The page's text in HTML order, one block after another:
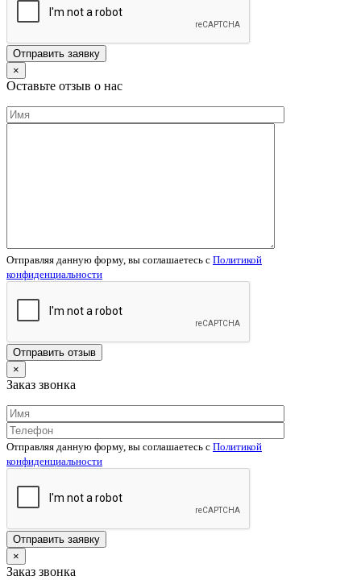
×
Оставьте отзыв о нас
Отправляя данную форму, вы соглашаетесь c Политикой
конфиденциальности
×
Заказ звонка
Отправляя данную форму, вы соглашаетесь c Политикой
конфиденциальности
×
Заказ звонка